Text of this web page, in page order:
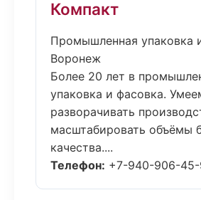
Компакт
Промышленная упаковка
Воронеж
Более 20 лет в
упаковка и фасовка.
разворачивать
масштабировать объёмы
качества....
Телефон: +7-940-906-